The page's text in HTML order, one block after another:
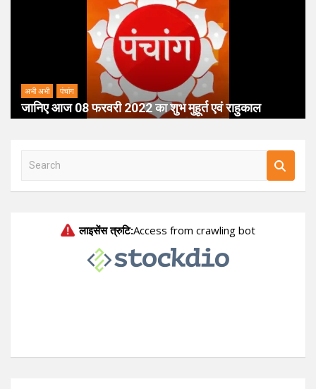
अभी अभी पंचांग
जानिए आज 08 फरवरी 2022 का शुभ मुहूर्त एवं राहुकाल
a